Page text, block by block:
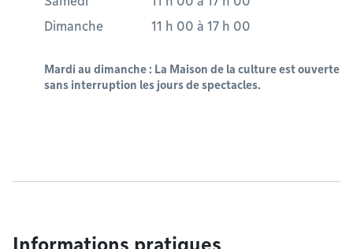
Dimanche
11 h 00 à 17 h 00
Mardi au dimanche : La Maison de la culture est ouverte
sans interruption les jours de spectacles.